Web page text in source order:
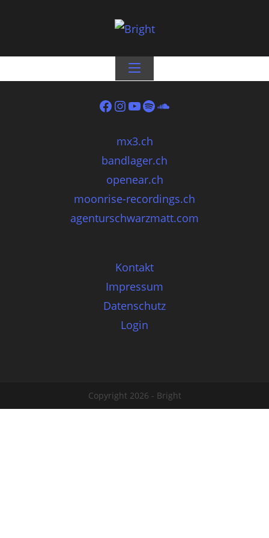
mx3.ch
bandlager.ch
openear.ch
moonrise-recordings.ch
agenturschwarzmatt.com
Kontakt
Impressum
Datenschutz
Login
Copyright 2026 - Bright